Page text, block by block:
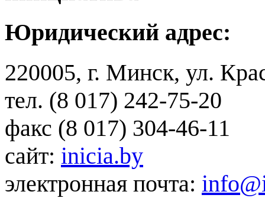
Юридический адрес:
220005, г. Минск, ул.
тел. (8 017) 242-75-20
факс (8 017) 304-46-11
сайт: inicia.by
электронная почта: